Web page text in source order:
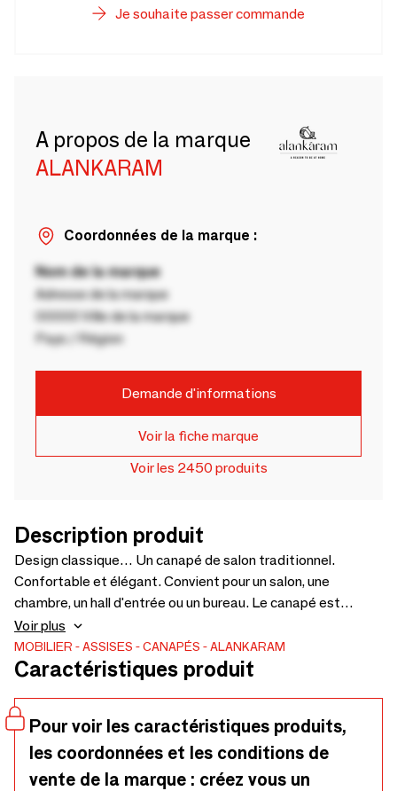
Je souhaite passer commande
A propos de la marque
ALANKARAM
Coordonnées de la marque :
Nom de la marque
Adresse de la marque
00000 Ville de la marque
Pays / Région
Demande d'informations
Voir la fiche marque
Voir les 2450 produits
Description produit
Design classique… Un canapé de salon traditionnel.
Confortable et élégant. Convient pour un salon, une
chambre, un hall d'entrée ou un bureau. Le canapé est
personnalisable en termes d'essence, de finition et de
tissu. Dimensions : 1415 x 845 x 820 cm.
Voir plus
MOBILIER ASSISES CANAPÉS ALANKARAM
Caractéristiques produit
Pour voir les caractéristiques produits,
les coordonnées et les conditions de
vente de la marque : créez vous un